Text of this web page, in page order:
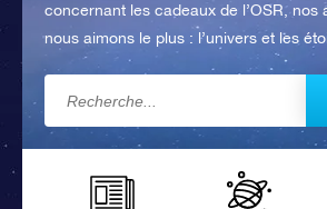
concernant les cadeaux de l’OSR, nos
nous aimons le plus : l’univers et les